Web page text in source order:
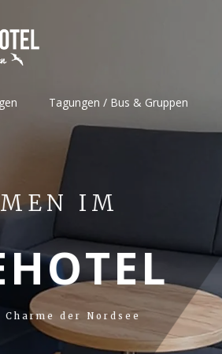
Tagungen / Bus & Gruppen
IM
der Nordsee